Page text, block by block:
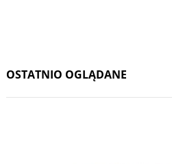
OSTATNIO OGLĄDANE